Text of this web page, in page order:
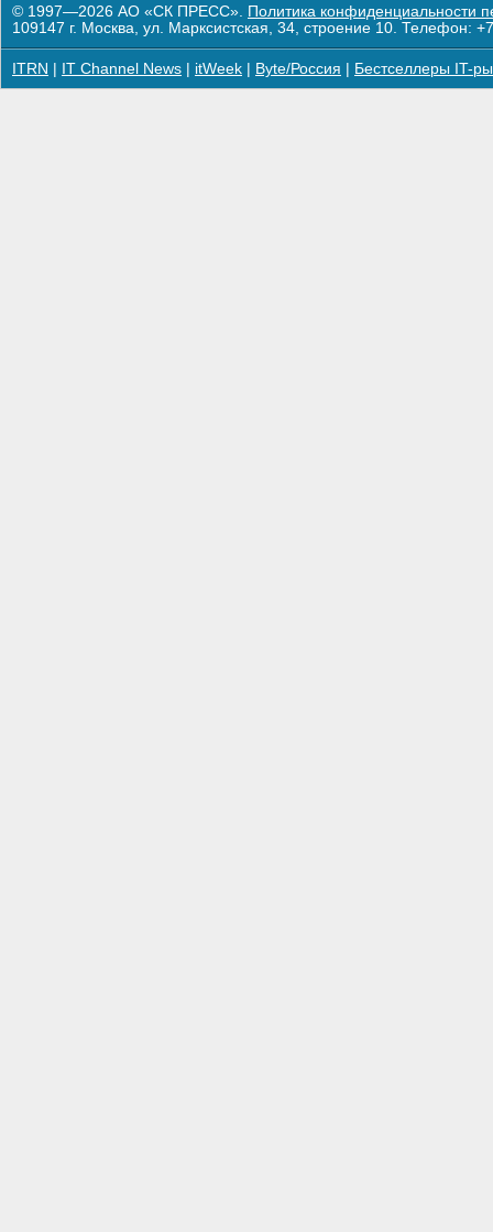
© 1997—2026 АО «СК ПРЕСС». Политика конфиденциальности
109147 г. Москва, ул. Марксистская, 34, строение 10. Телефон:
ITRN IT Channel News itWeek Byte/Россия Бестселлеры IT-